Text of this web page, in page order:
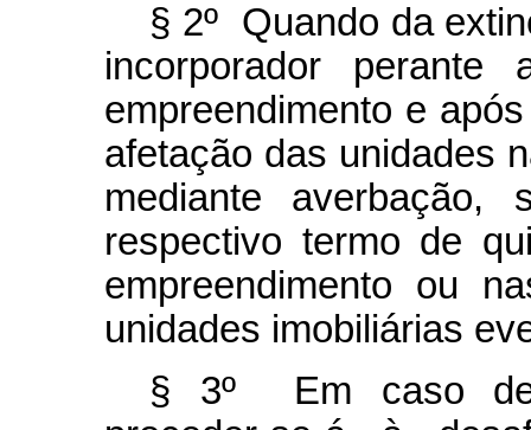
§ 2º Quando da
incorporador perante
empreendimento e
afetação das unidades
mediante averbação,
respectivo termo de
empreendimento ou
unidades imobiliárias
§ 3º Em caso de